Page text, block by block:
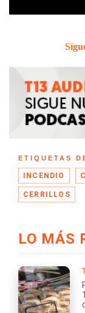
ETIQUETAS
INCENDIO
CERRILLOS
LO MÁS